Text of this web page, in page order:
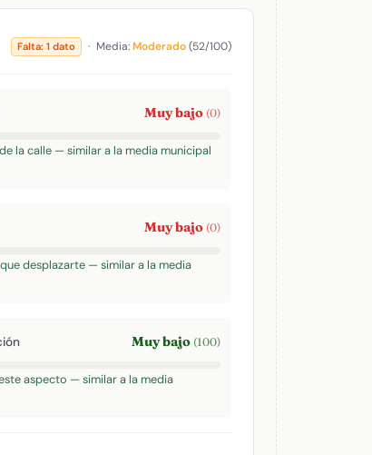
Falta: 1 dato · Media:Moderado(52/100)
Muy bajo (0)
la calle — similar a la media municipal
Muy bajo (0)
desplazarte — similar a la media
Muy bajo (100)
aspecto — similar a la media